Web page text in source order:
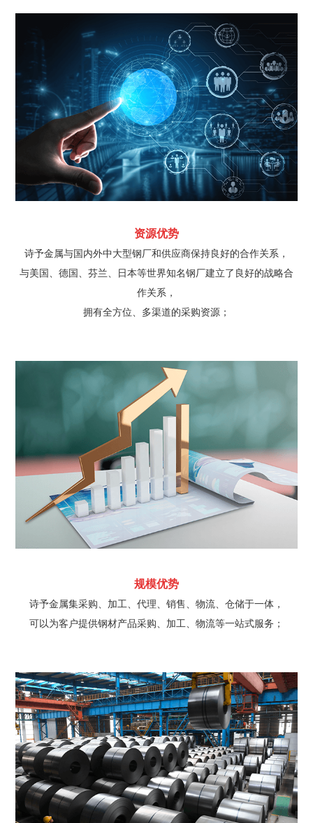
资源优势
诗予金属与国内外中大型钢厂和供应商保持良好的合作关系，
与美国、德国、芬兰、日本等世界知名钢厂建立了良好的战略合
作关系，
拥有全方位、多渠道的采购资源；
规模优势
诗予金属集采购、加工、代理、销售、物流、仓储于一体，
可以为客户提供钢材产品采购、加工、物流等一站式服务；